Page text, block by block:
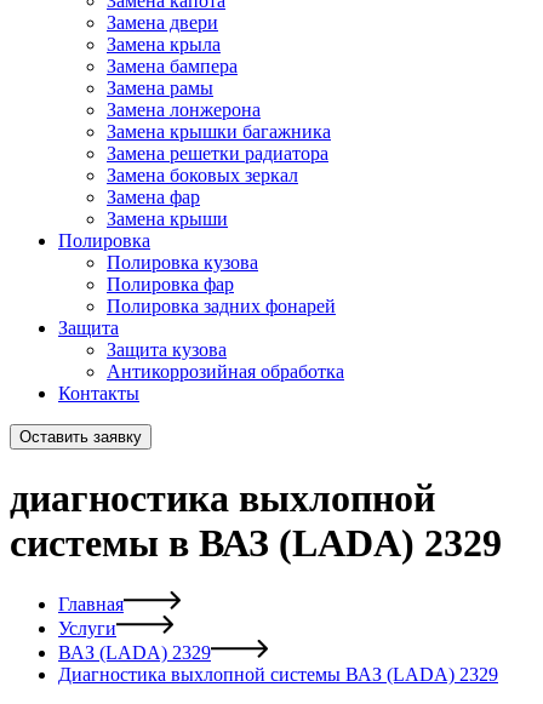
Замена двери
Замена крыла
Замена бампера
Замена рамы
Замена лонжерона
Замена крышки багажника
Замена решетки радиатора
Замена боковых зеркал
Замена фар
Замена крыши
Полировка
Полировка кузова
Полировка фар
Полировка задних фонарей
Защита
Защита кузова
Антикоррозийная обработка
Контакты
Оставить заявку
диагностика выхлопной
системы в ВАЗ (LADA) 2329
Главная
Услуги
ВАЗ (LADA) 2329
Диагностика выхлопной системы ВАЗ (LADA) 2329